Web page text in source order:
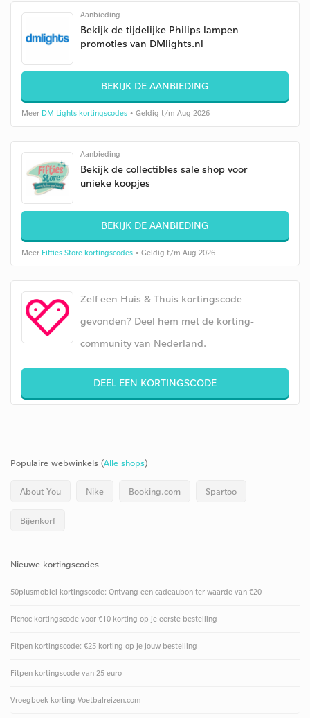
Aanbieding
Bekijk de tijdelijke Philips lampen
promoties van DMlights.nl
BEKIJK DE AANBIEDING
Meer DM Lights kortingscodes • Geldig t/m Aug 2026
Aanbieding
Bekijk de collectibles sale shop voor
unieke koopjes
BEKIJK DE AANBIEDING
Meer Fifties Store kortingscodes • Geldig t/m Aug 2026
Zelf een Huis & Thuis kortingscode
gevonden? Deel hem met de korting-
community van Nederland.
DEEL EEN KORTINGSCODE
Populaire webwinkels (Alle shops)
About You Nike Booking.com Spartoo
Bijenkorf
Nieuwe kortingscodes
50plusmobiel kortingscode: Ontvang een cadeaubon ter waarde van €20
Picnoc kortingscode voor €10 korting op je eerste bestelling
Fitpen kortingscode: €25 korting op je jouw bestelling
Fitpen kortingscode van 25 euro
Vroegboek korting Voetbalreizen.com